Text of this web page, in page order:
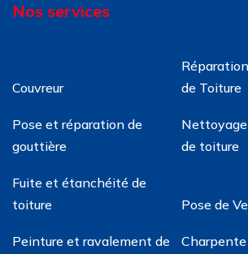
Nos services
Couvreur
de Toiture
Pose et réparation de
gouttière
de toiture
Fuite et étanchéité de
toiture
Pose de
Peinture et ravalement de